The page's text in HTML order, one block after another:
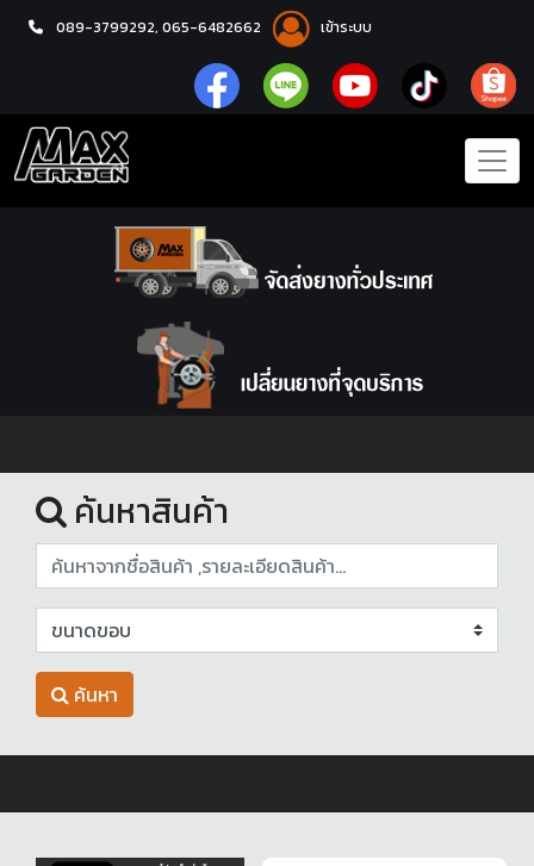
089-3799292, 065-6482662 เข้าระบบ
หน้าแรก
ค้นหาสินค้า
ค้นหา